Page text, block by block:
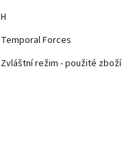
H
Temporal Forces
Zvláštní režim - použité zboží